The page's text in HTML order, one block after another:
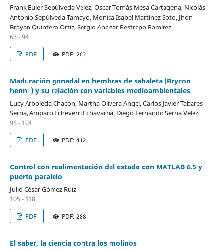
Frank Euler Sepúlveda Vélez, Oscar Tomás Mesa Cartagena, Nicolás
Antonio Sepúlveda Tamayo, Monica Isabel Martínez Soto, Jhon
Brayan Quintero Ortiz, Sergio Ancizar Restrepo Ramírez
63 - 94
PDF
PDF: 202
Maduración gonadal en hembras de sabaleta (Brycon
henni ) y su relación con variables medioambientales
Lucy Arboleda Chacon, Martha Olivera Angel, Carlos Javier Tabares
Serna, Amparo Echeverri Echavarria, Diego Fernando Serna Velez
95 - 104
PDF
PDF: 412
Control con realimentación del estado con MATLAB 6.5 y
puerto paralelo
Julio César Gómez Ruiz
105 - 118
PDF
PDF: 288
El saber, la ciencia contra los molinos